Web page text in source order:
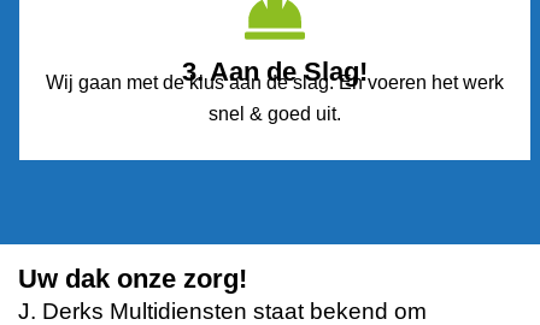
3. Aan de Slag!
Wij gaan met de klus aan de slag. En voeren het werk
snel & goed uit.
Uw dak onze zorg!
J. Derks Multidiensten staat bekend om